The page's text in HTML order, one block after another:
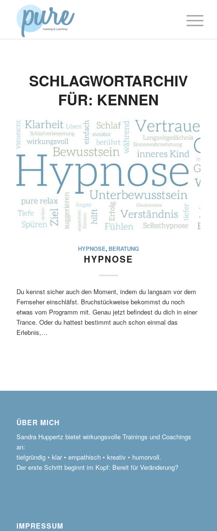
SCHLAGWORTARCHIV
FÜR: KENNEN
HYPNOSE, BERATUNG
HYPNOSE
Du kennst sicher auch den Moment, indem du langsam vor dem
Fernseher einschläfst. Bruchstückweise bekommst du noch
etwas vom Programm mit. Genau jetzt befindest du dich in einer
Trance. Oder du hattest bestimmt auch schon einmal das
Erlebnis,…
ÜBER MICH
Sandra Huppertz bietet wirkungsvolle Trainings und Coachings
an:
tiefgründig • klar • empathisch • kreativ • humorvoll.
Der erste Schritt beginnt im Kopf: Bereit für Veränderung?
IMPRESSUM